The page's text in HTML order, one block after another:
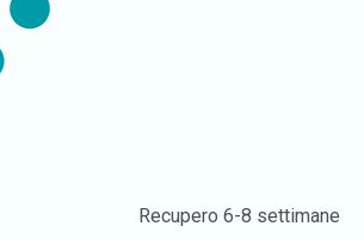
Recupero 6-8 settimane